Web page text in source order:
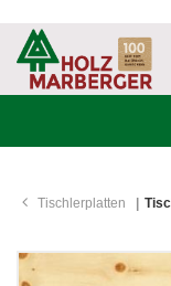
Tischlerplatten